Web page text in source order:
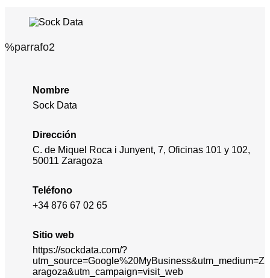
%parrafo2
Nombre
Sock Data
Dirección
C. de Miquel Roca i Junyent, 7, Oficinas 101 y 102,
50011 Zaragoza
Teléfono
+34 876 67 02 65
Sitio web
https://sockdata.com/?
utm_source=Google%20MyBusiness&utm_medium=Z
aragoza&utm_campaign=visit_web